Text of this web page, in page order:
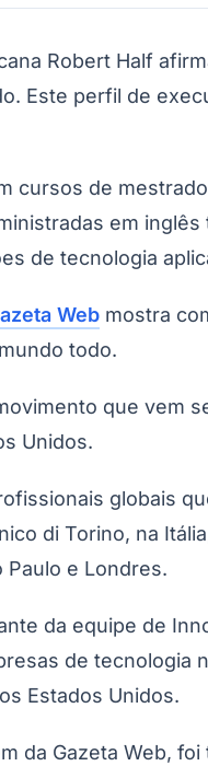
Robert Half
Este perfil de
cursos de
em
de tecnologia
Web mostra
todo.
que vem
Unidos.
globais
di Torino, na
e Londres.
da equipe de
de tecnologia
Estados Unidos.
da Gazeta Web,